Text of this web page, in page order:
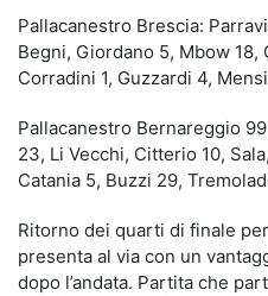
Pallacanestro Brescia:
Begni, Giordano 5, Mbow 18,
Corradini 1, Guzzardi 4,
Pallacanestro Bernareggio
23, Li Vecchi, Citterio 10,
Catania 5, Buzzi 29,
Ritorno dei quarti di finale
presenta al via con un
dopo l’andata. Partita che